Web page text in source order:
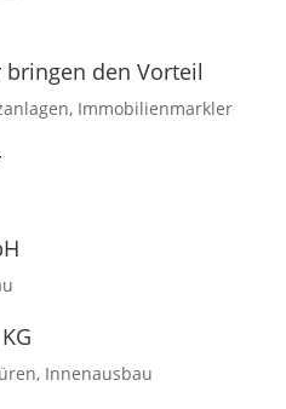
bringen den Vorteil
, Immobilienmarkler
, Innenausbau